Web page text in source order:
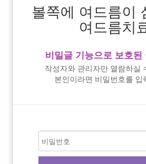
볼쪽에 여드름이
여드름치
비밀글 기능으로 보호된
작성자와 관리자만 열람하실
본인이라면 비밀번호를 입